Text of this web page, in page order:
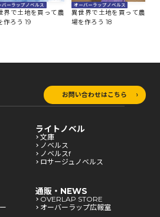
バーラップノベルス
界で土地を買って農
作ろう 19
オーバーラップノベルス
異世界で土地を買って農
場を作ろう 18
お問い合わせはこちら
ライトノベル
文庫
ノベルス
ノベルスf
ロサージュノベルス
通販・NEWS
OVERLAP STORE
オーバーラップ広報室